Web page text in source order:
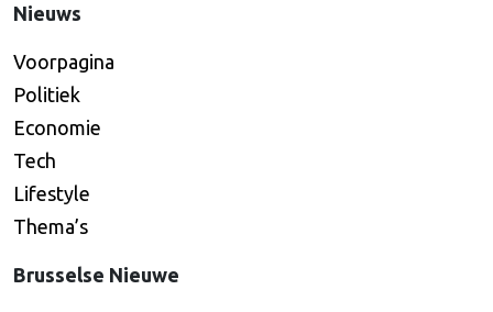
Nieuws
Voorpagina
Politiek
Economie
Tech
Lifestyle
Thema’s
Brusselse Nieuwe